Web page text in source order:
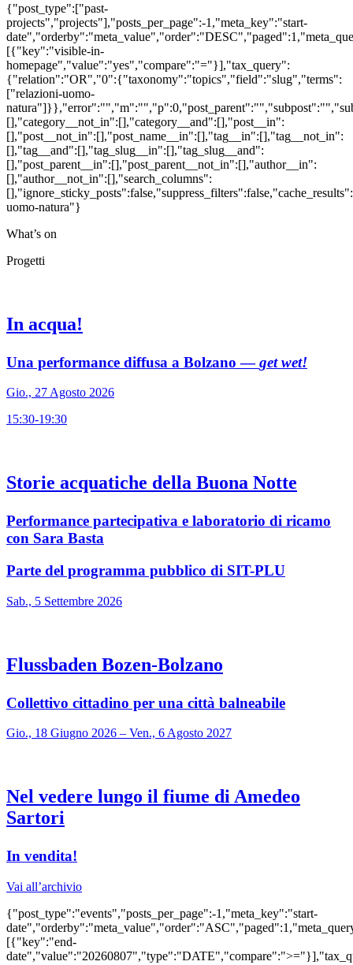
{"post_type":["past-
projects","projects"],"posts_per_page":-1,"meta_key":"start-
[{"key":"visible-in-
homepage","value":"yes","compare":"="}],"tax_query":
{"relation":"OR","0":{"taxonomy":"topics","field":"slug","terms":
["relazioni-uomo-
[],"category__not_in":[],"category__and":[],"post__in":
[],"post__not_in":[],"post_name__in":[],"tag__in":[],"tag__not_in":
[],"tag__and":[],"tag_slug__in":[],"tag_slug__and":
[],"post_parent__in":[],"post_parent__not_in":[],"author__in":
[],"author__not_in":[],"search_columns":
uomo-natura"}
What’s on
Progetti
In acqua!
Una performance diffusa a Bolzano —get wet!
Gio., 27 Agosto 2026
15:30-19:30
Storie acquatiche della Buona Notte
Performance partecipativa e laboratorio di ricamo
con Sara Basta
Parte del programma pubblico di SIT-PLU
Sab., 5 Settembre 2026
Flussbaden Bozen-Bolzano
Collettivo cittadino per una città balneabile
Gio., 18 Giugno 2026 – Ven., 6 Agosto 2027
Nel vedere lungo il fiume di Amedeo
Sartori
In vendita!
Vai all’archivio
{"post_type":"events","posts_per_page":-1,"meta_key":"start-
[{"key":"end-